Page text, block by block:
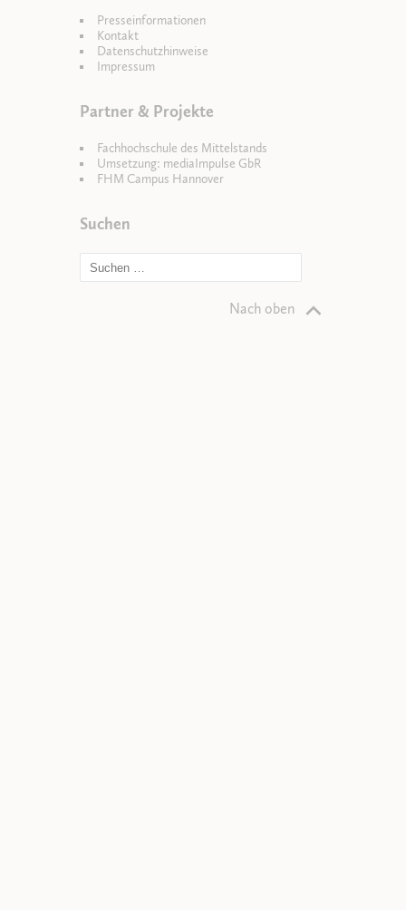
Presseinformationen
Kontakt
Datenschutzhinweise
Impressum
Partner & Projekte
Fachhochschule des Mittelstands
Umsetzung: mediaImpulse GbR
FHM Campus Hannover
Suchen
Nach oben